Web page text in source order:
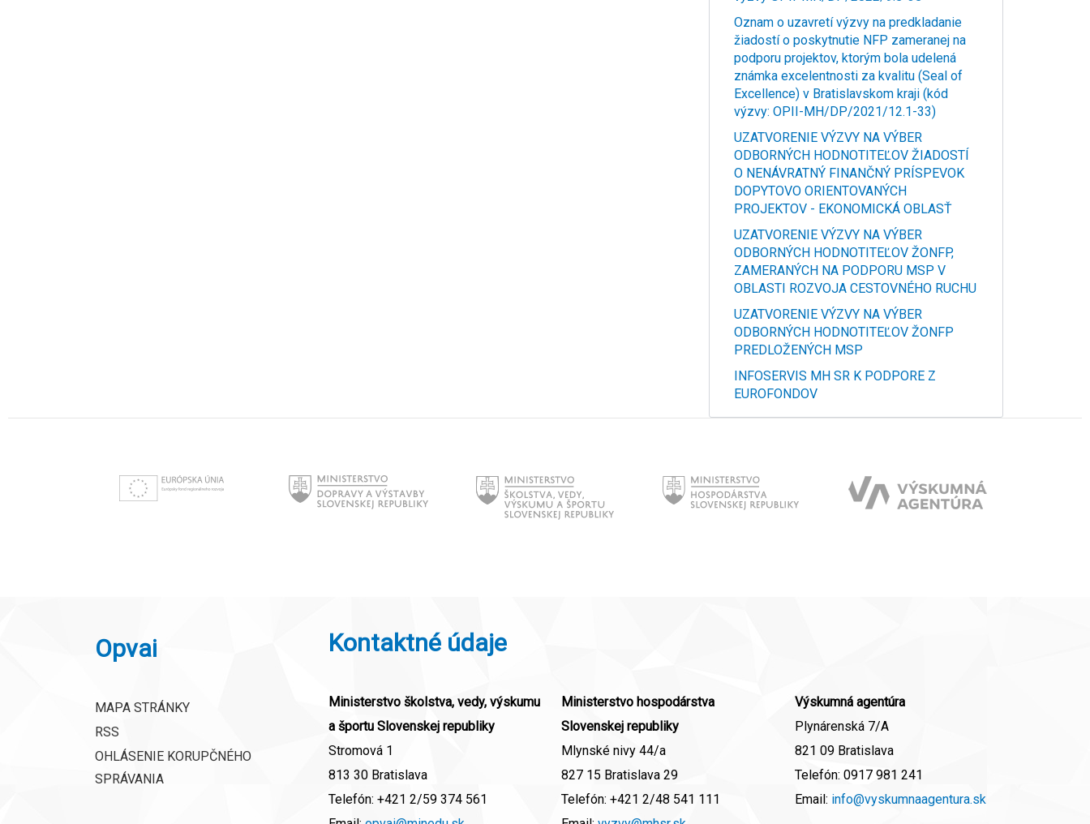
Oznam o uzavretí výzvy na predkladanie
žiadostí o poskytnutie NFP zameranej na
podporu projektov, ktorým bola udelená
známka excelentnosti za kvalitu (Seal of
Excellence) v Bratislavskom kraji (kód
výzvy: OPII-MH/DP/2021/12.1-33)
UZATVORENIE VÝZVY NA VÝBER
ODBORNÝCH HODNOTITEĽOV ŽIADOSTÍ
O NENÁVRATNÝ FINANČNÝ PRÍSPEVOK
DOPYTOVO ORIENTOVANÝCH
PROJEKTOV - EKONOMICKÁ OBLASŤ
UZATVORENIE VÝZVY NA VÝBER
ODBORNÝCH HODNOTITEĽOV ŽONFP,
ZAMERANÝCH NA PODPORU MSP V
OBLASTI ROZVOJA CESTOVNÉHO RUCHU
UZATVORENIE VÝZVY NA VÝBER
ODBORNÝCH HODNOTITEĽOV ŽONFP
PREDLOŽENÝCH MSP
INFOSERVIS MH SR K PODPORE Z
EUROFONDOV
Opvai
MAPA STRÁNKY
RSS
OHLÁSENIE KORUPČNÉHO
SPRÁVANIA
Kontaktné údaje
Ministerstvo školstva, vedy, výskumu
a športu Slovenskej republiky
Stromová 1
813 30 Bratislava
Telefón: +421 2/59 374 561
Ministerstvo hospodárstva
Slovenskej republiky
Mlynské nivy 44/a
827 15 Bratislava 29
Telefón: +421 2/48 541 111
Výskumná agentúra
Plynárenská 7/A
821 09 Bratislava
Telefón: 0917 981 241
Email: info@vyskumnaagentura.sk